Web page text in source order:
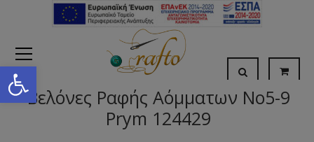
Open toolbar
Βελόνες Ραφής Αόμματων No5-9
Prym 124429